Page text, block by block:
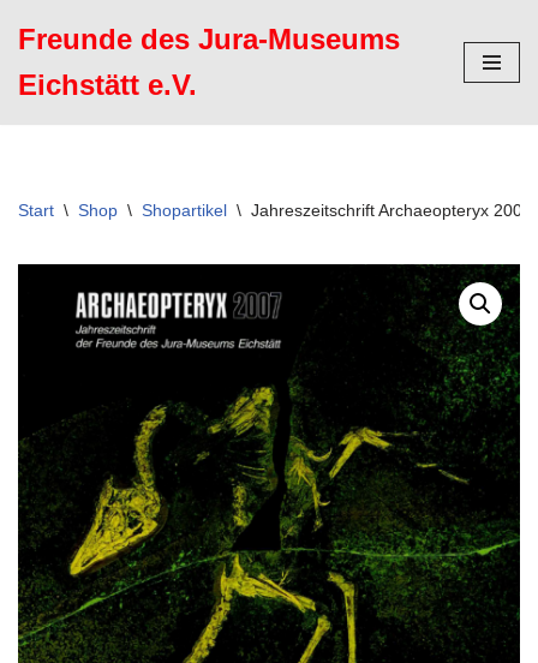
Inhalt
Freunde des Jura-Museums
Eichstätt e.V.
Start \ Shop \ Shopartikel \ Jahreszeitschrift Archaeopteryx 2007